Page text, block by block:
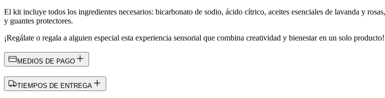
El kit incluye todos los ingredientes necesarios: bicarbonato de sodio, ácido cítrico, aceites esenciales de lavanda y
y guantes protectores.
¡Regálate o regala a alguien especial esta experiencia sensorial que combina creatividad y bienestar en un solo producto!
MEDIOS DE PAGO
TIEMPOS DE ENTREGA